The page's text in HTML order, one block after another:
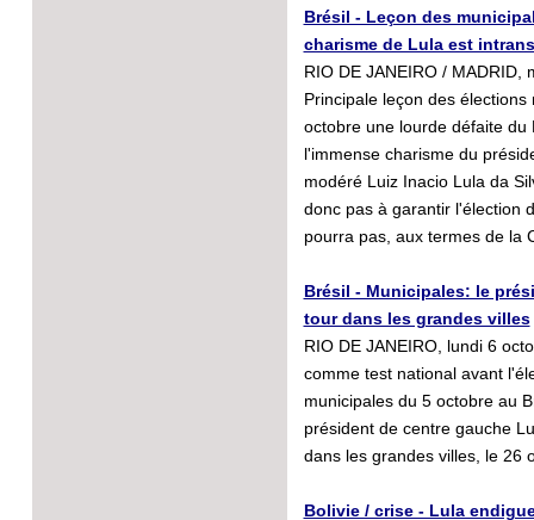
Brésil - Leçon des
charisme de Lula est
RIO DE JANEIRO /
Principale leçon des
octobre une lourde défaite du
l'immense charisme du
modéré Luiz Inacio Lula da
donc pas à garantir l'élection
pourra pas, aux termes de la
Brésil - Municipales: le
tour dans les grandes villes
RIO DE JANEIRO, lundi 6
comme test national avant
municipales du 5 octobre au
président de centre gauche
dans les grandes villes, le 26
Bolivie / crise - Lula